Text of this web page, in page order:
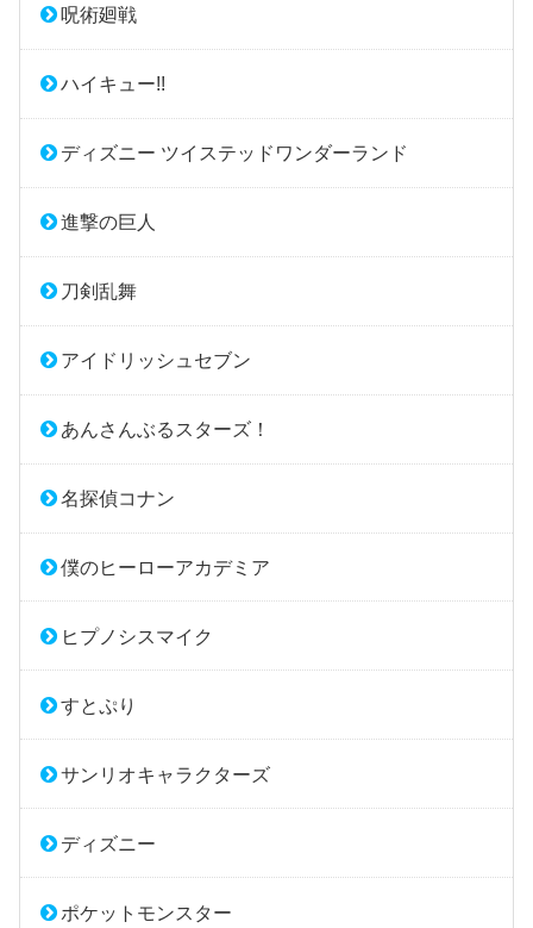
呪術廻戦
ハイキュー!!
ディズニー ツイステッドワンダーランド
進撃の巨人
刀剣乱舞
アイドリッシュセブン
あんさんぶるスターズ！
名探偵コナン
僕のヒーローアカデミア
ヒプノシスマイク
すとぷり
サンリオキャラクターズ
ディズニー
ポケットモンスター